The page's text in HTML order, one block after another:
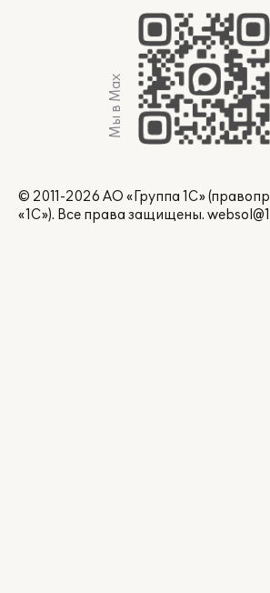
Мы в Max
© 2011-2026 АО «Группа 1С»
«1С»). Все права защищены.